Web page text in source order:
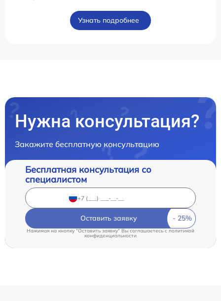
Узнать подробнее
Нужна консультация?
Закажите бесплатную консультацию
Бесплатная консультация со
специалистом
Оставить заявку
Нажимая на кнопку "Оставить заявку" Вы соглашаетесь c политикой
конфиденциальности